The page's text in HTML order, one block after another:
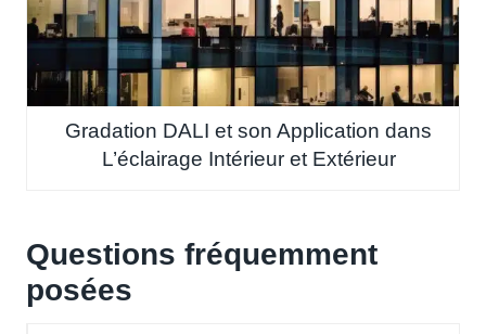
Gradation DALI et son Application dans
L’éclairage Intérieur et Extérieur
Questions fréquemment
posées